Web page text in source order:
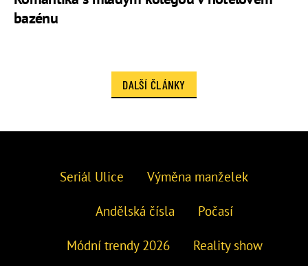
bazénu
DALŠÍ ČLÁNKY
Seriál Ulice Výměna manželek
Andělská čísla Počasí
Módní trendy 2026 Reality show